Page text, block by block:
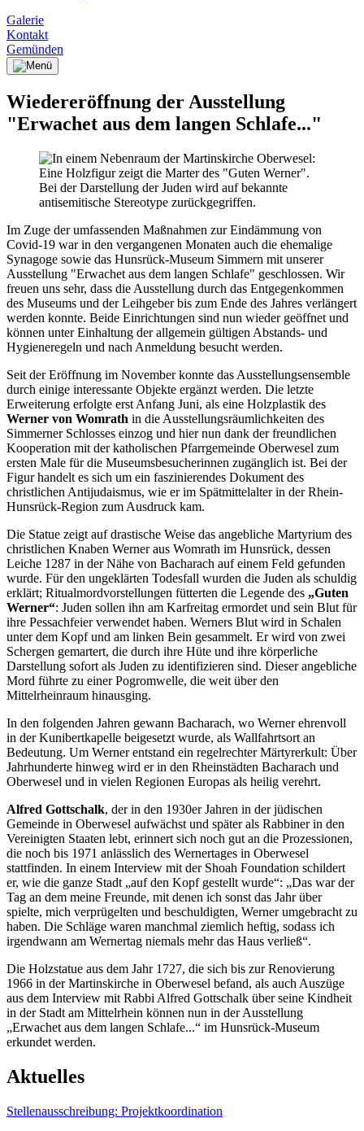
Galerie
Kontakt
Gemünden
Wiedereröffnung der Ausstellung
"Erwachet aus dem langen Schlafe..."
Im Zuge der umfassenden Maßnahmen zur Eindämmung von
Covid-19 war in den vergangenen Monaten auch die ehemalige
Synagoge sowie das Hunsrück-Museum Simmern mit unserer
Ausstellung "Erwachet aus dem langen Schlafe" geschlossen. Wir
freuen uns sehr, dass die Ausstellung durch das Entgegenkommen
des Museums und der Leihgeber bis zum Ende des Jahres verlängert
werden konnte. Beide Einrichtungen sind nun wieder geöffnet und
können unter Einhaltung der allgemein gültigen Abstands- und
Hygieneregeln und nach Anmeldung besucht werden.
Seit der Eröffnung im November konnte das Ausstellungsensemble
durch einige interessante Objekte ergänzt werden. Die letzte
Erweiterung erfolgte erst Anfang Juni, als eine Holzplastik des
Werner von Womrath in die Ausstellungsräumlichkeiten des
Simmerner Schlosses einzog und hier nun dank der freundlichen
Kooperation mit der katholischen Pfarrgemeinde Oberwesel zum
ersten Male für die Museumsbesucherinnen zugänglich ist. Bei der
Figur handelt es sich um ein faszinierendes Dokument des
christlichen Antijudaismus, wie er im Spätmittelalter in der Rhein-
Hunsrück-Region zum Ausdruck kam.
Die Statue zeigt auf drastische Weise das angebliche Martyrium des
christlichen Knaben Werner aus Womrath im Hunsrück, dessen
Leiche 1287 in der Nähe von Bacharach auf einem Feld gefunden
wurde. Für den ungeklärten Todesfall wurden die Juden als schuldig
erklärt; Ritualmordvorstellungen fütterten die Legende des „Guten
Werner“: Juden sollen ihn am Karfreitag ermordet und sein Blut für
ihre Pessachfeier verwendet haben. Werners Blut wird in Schalen
unter dem Kopf und am linken Bein gesammelt. Er wird von zwei
Schergen gemartert, die durch ihre Hüte und ihre körperliche
Darstellung sofort als Juden zu identifizieren sind. Dieser angebliche
Mord führte zu einer Pogromwelle, die weit über den
Mittelrheinraum hinausging.
In den folgenden Jahren gewann Bacharach, wo Werner ehrenvoll
in der Kunibertkapelle beigesetzt wurde, als Wallfahrtsort an
Bedeutung. Um Werner entstand ein regelrechter Märtyrerkult: Über
Jahrhunderte hinweg wird er in den Rheinstädten Bacharach und
Oberwesel und in vielen Regionen Europas als heilig verehrt.
Alfred Gottschalk, der in den 1930er Jahren in der jüdischen
Gemeinde in Oberwesel aufwächst und später als Rabbiner in den
Vereinigten Staaten lebt, erinnert sich noch gut an die Prozessionen,
die noch bis 1971 anlässlich des Wernertages in Oberwesel
stattfinden. In einem Interview mit der Shoah Foundation schildert
er, wie die ganze Stadt „auf den Kopf gestellt wurde“: „Das war der
Tag an dem meine Freunde, mit denen ich sonst das Jahr über
spielte, mich verprügelten und beschuldigten, Werner umgebracht zu
haben. Die Schläge waren manchmal ziemlich heftig, sodass ich
irgendwann am Wernertag niemals mehr das Haus verließ“.
Die Holzstatue aus dem Jahr 1727, die sich bis zur Renovierung
1966 in der Martinskirche in Oberwesel befand, als auch Auszüge
aus dem Interview mit Rabbi Alfred Gottschalk über seine Kindheit
in der Stadt am Mittelrhein können nun in der Ausstellung
„Erwachet aus dem langen Schlafe...“ im Hunsrück-Museum
erkundet werden.
Aktuelles
Stellenausschreibung: Projektkoordination